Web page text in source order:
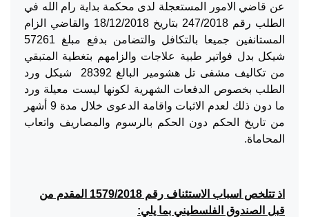
عن قاضي الامور المستعجلة لدى محكمة بداية رام الله في
الطلب رقم 247/2018 بتاريخ 18/12/2018 والقاضي الزام
المستانفين جميعا بالتكافل والتضامن بدفع مبلغ 57261
شيكل بدل فواتير طبية علاجات والزامهم بتغطية المتبقي
من تكاليف مشفى تل هشومير البالغ 28392 شيكل ورد
الطلب بخصوص الدفعات الشهرية لكونها ليست معيلة ورد
ما دون ذلك لعدم الاثبات واقامة الدعوى خلال مدة 9 أشهر
من تاريخ الحكم دون الحكم بالرسوم والمصاريف واتعاب
المحاماة.
اذ تتلخص اسباب الاستئناف رقم 1579/2018 المقدم من
قبل الصندوق الفلسطيني بما يلي: